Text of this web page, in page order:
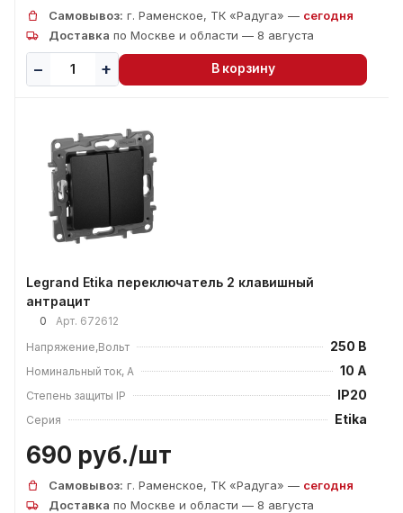
Самовывоз: г. Раменское, ТК «Радуга» — сегодня
Доставка по Москве и области — 8 августа
В корзину
Legrand Etika переключатель 2 клавишный
антрацит
0 Арт. 672612
Напряжение,Вольт
250 В
Номинальный ток, А 10 А
Степень защиты IP IP20
Серия Etika
690 руб./шт
Самовывоз: г. Раменское, ТК «Радуга» — сегодня
Доставка по Москве и области — 8 августа